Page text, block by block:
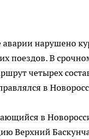
нарушено
поездов. В
четырех
в
в
Верхний